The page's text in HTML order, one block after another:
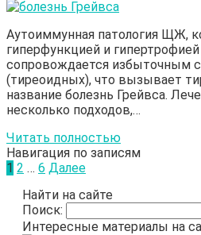
Аутоиммунная патология ЩЖ,
гиперфункцией и
сопровождается избыточным
(тиреоидных), что вызывает
название болезнь Грейвса.
несколько подходов,…
Читать полностью
Навигация по записям
1 2 … 6 Далее
Найти на сайте
Поиск:
Интересные материалы на